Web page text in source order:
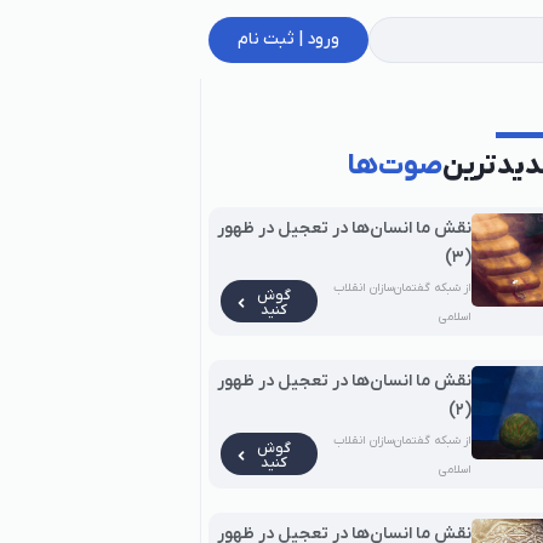
ورود | ثبت نام
صوت‌ها
نقش ما انسان‌ها در تعجیل در ظهور
(۳)
از شبکه گفتمان‌سازان انقلاب
اسلامی
گوش
کنید
نقش ما انسان‌ها در تعجیل در ظهور
(۲)
از شبکه گفتمان‌سازان انقلاب
اسلامی
گوش
کنید
نقش ما انسان‌ها در تعجیل در ظهور